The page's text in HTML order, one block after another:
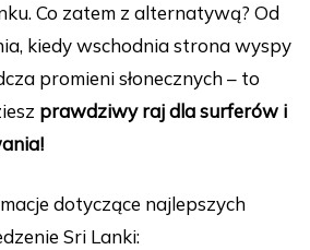
Co zatem z alternatywą? Od
kiedy wschodnia strona wyspy
promieni słonecznych – to
prawdziwy raj dla surferów i
dotyczące najlepszych
Sri Lanki: